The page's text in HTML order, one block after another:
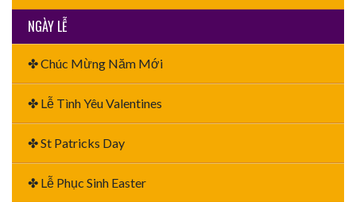
NGÀY LỄ
✤ Chúc Mừng Năm Mới
✤ Lễ Tình Yêu Valentines
✤ St Patricks Day
✤ Lễ Phục Sinh Easter